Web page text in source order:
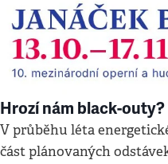
Hrozí nám black-outy?
V průběhu léta
část plánovaných